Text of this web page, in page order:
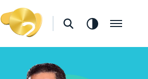
Hellevoetsluis
Vind een apotheek